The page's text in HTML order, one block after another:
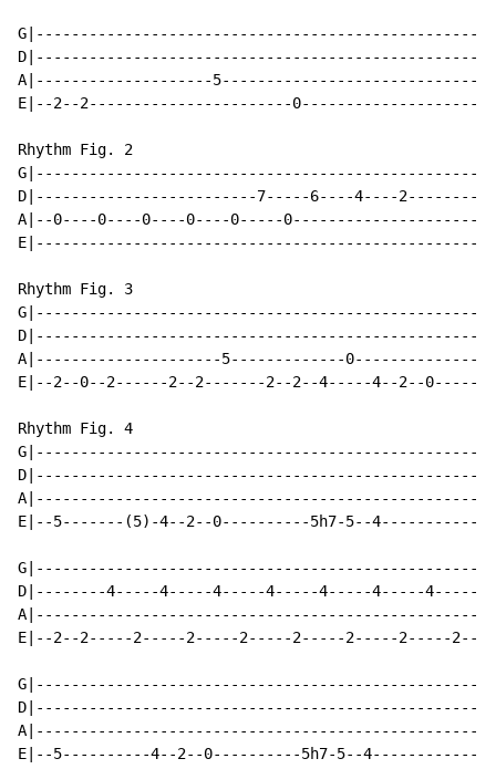
G|--------------------------------------------------|
D|--------------------------------------------------|
A|--------------------5-----------------------------|
E|--2--2-----------------------0--------------------|
Rhythm Fig. 2
G|--------------------------------------------------|
D|-------------------------7-----6----4----2--------|
A|--0----0----0----0----0-----0---------------------
E|--------------------------------------------------|
Rhythm Fig. 3
G|--------------------------------------------------|
D|--------------------------------------------------|
A|---------------------5-------------0--------------
E|--2--0--2------2--2-------2--2--4-----4--2--0-----|
Rhythm Fig. 4
G|--------------------------------------------------|
D|--------------------------------------------------|
A|--------------------------------------------------|
E|--5-------(5)-4--2--0----------5h7-5--4-----------|
G|--------------------------------------------------|
D|--------4-----4-----4-----4-----4-----4-----4-----|
A|--------------------------------------------------|
E|--2--2-----2-----2-----2-----2-----2-----2-----2--|
G|--------------------------------------------------|
D|--------------------------------------------------|
A|--------------------------------------------------|
E|--5----------4--2--0----------5h7-5--4------------|